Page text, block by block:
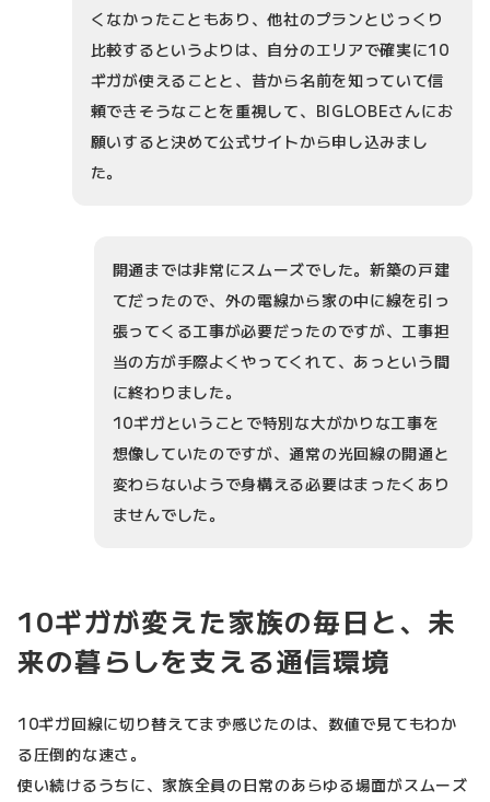
くなかったこともあり、他社のプランとじっくり
比較するというよりは、自分のエリアで確実に10
ギガが使えることと、昔から名前を知っていて信
頼できそうなことを重視して、BIGLOBEさんにお
願いすると決めて公式サイトから申し込みまし
た。
開通までは非常にスムーズでした。新築の戸建
てだったので、外の電線から家の中に線を引っ
張ってくる工事が必要だったのですが、工事担
当の方が手際よくやってくれて、あっという間
に終わりました。
10ギガということで特別な大がかりな工事を
想像していたのですが、通常の光回線の開通と
変わらないようで身構える必要はまったくあり
ませんでした。
10ギガが変えた家族の毎日と、未
来の暮らしを支える通信環境
10ギガ回線に切り替えてまず感じたのは、数値で見てもわか
る圧倒的な速さ。
使い続けるうちに、家族全員の日常のあらゆる場面がスムーズ